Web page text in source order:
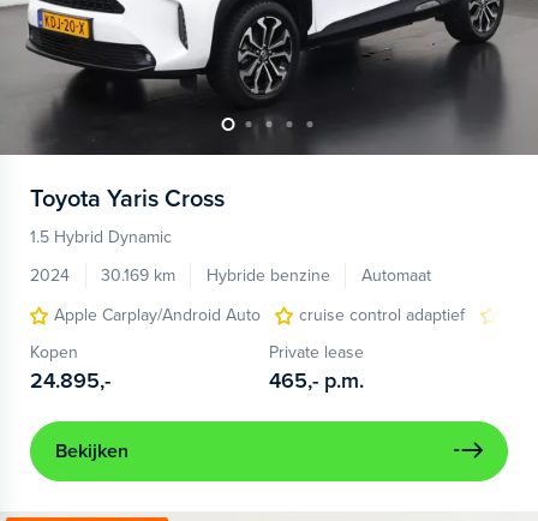
Toyota Yaris Cross
1.5 Hybrid Dynamic
2024
30.169 km Hybride benzine
Automaat
Apple Carplay/Android Auto
cruise control adaptief
Kopen
24.895,-
Private lease
465,- p.m.
Bekijken